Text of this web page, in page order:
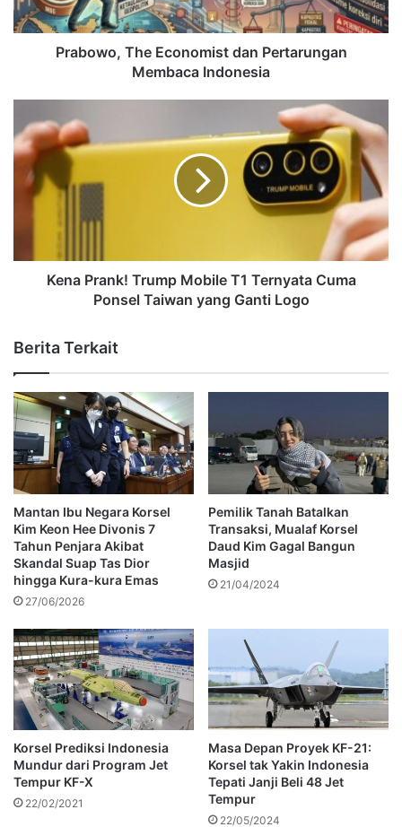
Prabowo, The Economist dan Pertarungan
Membaca Indonesia
Kena Prank! Trump Mobile T1 Ternyata Cuma
Ponsel Taiwan yang Ganti Logo
Berita Terkait
Mantan Ibu Negara Korsel
Kim Keon Hee Divonis 7
Tahun Penjara Akibat
Skandal Suap Tas Dior
hingga Kura-kura Emas
27/06/2026
Pemilik Tanah Batalkan
Transaksi, Mualaf Korsel
Daud Kim Gagal Bangun
Masjid
21/04/2024
Korsel Prediksi Indonesia
Mundur dari Program Jet
Tempur KF-X
22/02/2021
Masa Depan Proyek KF-21:
Korsel tak Yakin Indonesia
Tepati Janji Beli 48 Jet
Tempur
22/05/2024